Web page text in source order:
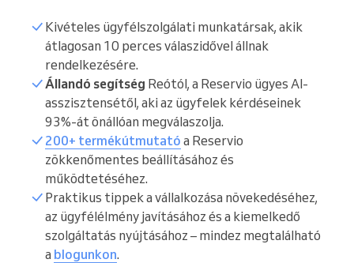
Kivételes ügyfélszolgálati munkatársak, akik
átlagosan 10 perces válaszidővel állnak
rendelkezésére.
Állandó segítség Reótól, a Reservio ügyes AI-
asszisztensétől, aki az ügyfelek kérdéseinek
93%-át önállóan megválaszolja.
200+ termékútmutató a Reservio
zökkenőmentes beállításához és
működtetéséhez.
Praktikus tippek a vállalkozása növekedéséhez,
az ügyfélélmény javításához és a kiemelkedő
szolgáltatás nyújtásához – mindez megtalálható
a blogunkon.